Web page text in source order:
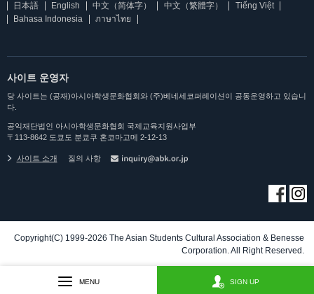
日本語 English 中文（简体字） 中文（繁體字）
Tiếng Việt
Bahasa Indonesia
ภาษาไทย
사이트 운영자
당 사이트는 (공재)아시아학생문화협회와 (주)베네세코퍼레이션이 공동운영하고 있습니
다.
공익재단법인 아시아학생문화협회 국제교육지원사업부
〒113-8642 도쿄도 분쿄쿠 혼코마고메 2-12-13
사이트 소개 질의 사항
Copyright(C) 1999-2026 The Asian Students Cultural Association & Benesse
Corporation. All Right Reserved.
MENU SIGN UP